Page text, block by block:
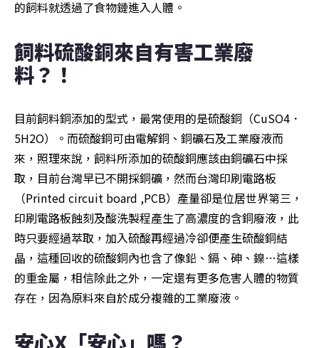
的飼料就透過了食物鏈進入人體。
飼料硫酸銅來自有害工業廢
料？！
目前飼料銅添加的型式，最常使用的是硫酸銅（CuSO4．
5H2O）。而硫酸銅可由電解銅、銅礦石及工業廢液而
來，照理來說，飼料所添加的硫酸銅應該由銅礦石中採
取，目前台灣早已不開採銅礦，然而台灣印刷電路板
（Printed circuit board ,PCB）產量卻是位居世界第三，
印刷電路板蝕刻及酸洗製程產生了高濃度的含銅廢液，此
時只要經過萃取，加入硫酸再經過冷卻便產生硫酸銅結
晶，這種回收的硫酸銅內也含了像鉛、鎘、砷、鎳…這樣
的重金屬，相信除此之外，一定還有更多危害人體的物質
存在，因為原料來自於成分複雜的工業廢液。
安心X「安心」嗎？